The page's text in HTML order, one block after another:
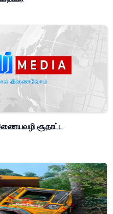
சூதாட்ட